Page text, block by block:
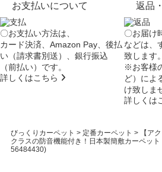
お支払いについて
〇お支払い方法は、
カード決済、Amazon Pay、後払
い（請求書別送）、銀行振込
（前払い）です。
詳しくはこちら
返品
〇お届け
などは、
致します。
※お客様
ど）によ
け致しま
詳しくは
びっくりカーペット > 定番カーペット > 【ア
クラスの防音機能付き！日本製簡敷カーペ
56484430)